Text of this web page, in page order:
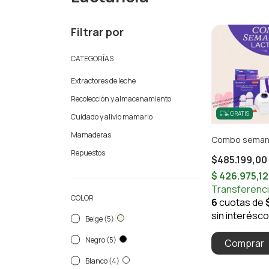
Filtrar por
CATEGORÍAS
Extractores de leche
Recolección y almacenamiento
Cuidado y alivio mamario
Mamaderas
Repuestos
COLOR
Beige (5)
Negro (5)
Blanco (4)
GRATIS
Combo
$485.199,00
Comprar